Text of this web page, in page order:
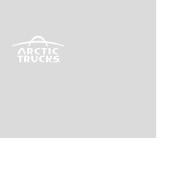
Отправить
Отправить